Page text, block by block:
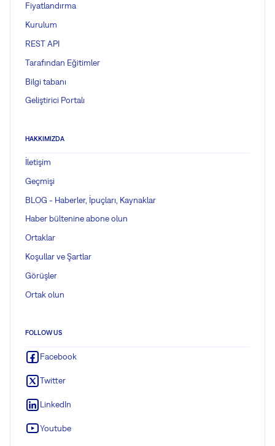
Fiyatlandırma
Kurulum
REST API
Tarafından Eğitimler
Bilgi tabanı
Geliştirici Portalı
HAKKIMIZDA
İletişim
Geçmişi
BLOG - Haberler, İpuçları, Kaynaklar
Haber bültenine abone olun
Ortaklar
Koşullar ve Şartlar
Görüşler
Ortak olun
FOLLOW US
Facebook
Twitter
LinkedIn
Youtube